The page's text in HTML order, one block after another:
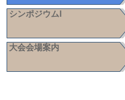
シンポジウムⅠ
大会会場案内